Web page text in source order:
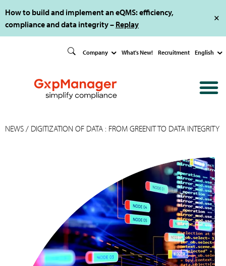
How to build and implement an eQMS: efficiency,
compliance and data integrity – Replay
Company What's New! Recruitment English
NEWS / DIGITIZATION OF DATA : FROM GREENIT TO DATA INTEGRITY